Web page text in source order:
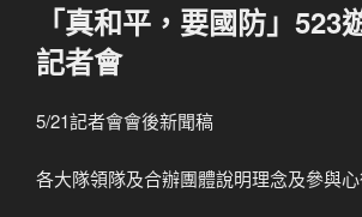
「真和平，要國防」523
記者會
5/21記者會會後新聞稿
各大隊領隊及合辦團體說明理念及參與心